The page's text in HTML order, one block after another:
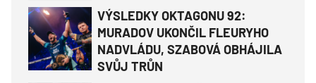
VÝSLEDKY OKTAGONU 92:
MURADOV UKONČIL FLEURYHO
NADVLÁDU, SZABOVÁ OBHÁJILA
SVŮJ TRŮN